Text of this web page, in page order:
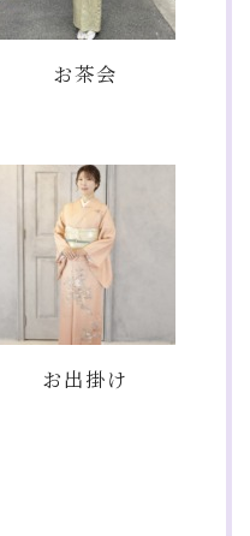
お茶会
お出掛け